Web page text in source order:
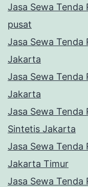
Jasa Sewa
pusat
Jasa Sewa Tenda
Jakarta
Jasa Sewa Tenda
Jakarta
Jasa Sewa Tenda
Sintetis Jakarta
Jasa Sewa Tenda
Jakarta Timur
Jasa Sewa Tenda